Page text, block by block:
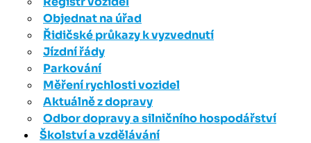
Objednat na úřad
Řidičské průkazy k vyzvednutí
Jízdní řády
Parkování
Měření rychlosti vozidel
Aktuálně z dopravy
Odbor dopravy a silničního hospodářství
Školství a vzdělávání